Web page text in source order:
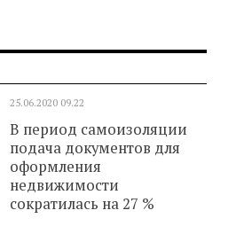
25.06.2020 09.22
В период самоизоляции
подача документов для
оформления
недвижимости
сократилась на 27 %